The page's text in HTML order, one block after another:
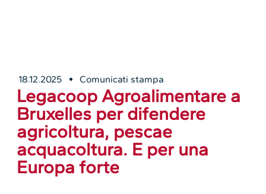
18.12.2025 Comunicati stampa
Legacoop Agroalimentare a
Bruxelles per difendere
agricoltura, pescae
acquacoltura. E per una
Europa forte